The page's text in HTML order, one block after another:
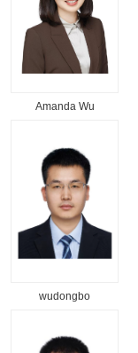
Amanda Wu
wudongbo